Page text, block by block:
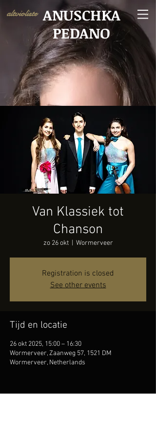
ANUSCHKA
PEDANO
altvioliste
Van Klassiek tot
Chanson
zo 26 okt
  |
Wormerveer
Registration is closed
See other events
Tijd en locatie
26 okt 2025, 15:00 – 16:30
Wormerveer, Zaanweg 57, 1521 DM
Wormerveer, Netherlands